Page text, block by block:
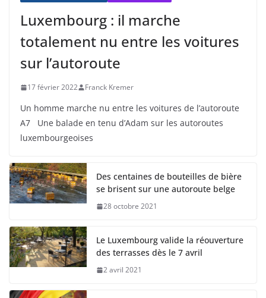
Luxembourg : il marche
totalement nu entre les voitures
sur l’autoroute
17 février 2022 Franck Kremer
Un homme marche nu entre les voitures de l’autoroute
A7 Une balade en tenu d’Adam sur les autoroutes
luxembourgeoises
Des centaines de bouteilles de bière
se brisent sur une autoroute belge
28 octobre 2021
Le Luxembourg valide la réouverture
des terrasses dès le 7 avril
2 avril 2021